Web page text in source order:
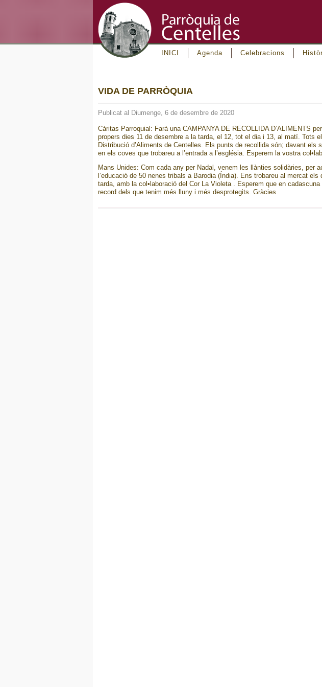
INICI Agenda Celebracions
VIDA DE PARRÒQUIA
Publicat al Diumenge, 6 de desembre de 2020
Càritas Parroquial: Farà una CAMPANYA DE RECOLLIDA D’ALIMENTS
propers dies 11 de desembre a la tarda, el 12, tot el dia i 13, al matí. Tots
Distribució d’Aliments de Centelles. Els punts de recollida són; davant els
en els coves que trobareu a l’entrada a l’església. Esperem la vostra
Mans Unides: Com cada any per Nadal, venem les llànties solidàries, per
l’educació de 50 nenes tribals a Barodia (Índia). Ens trobareu al mercat
tarda, amb la col•laboració del Cor La Violeta . Esperem que en
record dels que tenim més lluny i més desprotegits. Gràcies